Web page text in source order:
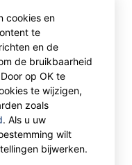
Limited.
cookies en
te
en de
de bruikbaarheid
op OK te
te wijzigen,
zoals
. Als u uw
wilt
bijwerken.